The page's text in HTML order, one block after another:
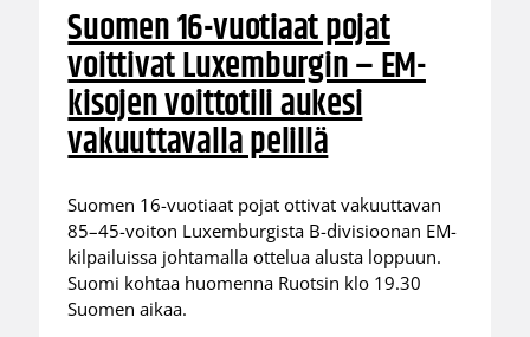
Suomen 16-vuotiaat pojat
voittivat Luxemburgin – EM-
kisojen voittotili aukesi
vakuuttavalla pelillä
Suomen 16-vuotiaat pojat ottivat vakuuttavan
85–45-voiton Luxemburgista B-divisioonan EM-
kilpailuissa johtamalla ottelua alusta loppuun.
Suomi kohtaa huomenna Ruotsin klo 19.30
Suomen aikaa.